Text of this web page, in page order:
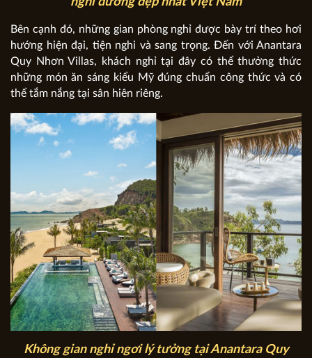
Bên cạnh đó, những gian phòng nghỉ được bày trí theo hơi
hướng hiện đại, tiện nghi và sang trọng. Đến với Anantara
Quy Nhơn Villas, khách nghỉ tại đây có thể thưởng thức
những món ăn sáng kiểu Mỹ đúng chuẩn công thức và có
thể tắm nắng tại sân hiên riêng.
Không gian nghỉ ngơi lý tưởng tại Anantara Quy